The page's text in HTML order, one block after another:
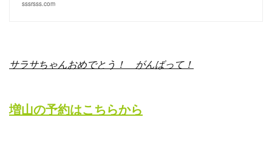
sssrsss.com
サラサちゃんおめでとう！ がんばって！
増山の予約はこちらから